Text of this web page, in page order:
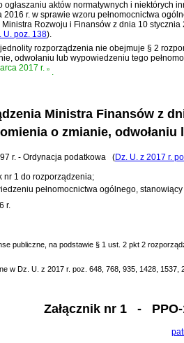
aktów normatywnych i niektórych
r. w sprawie wzoru pełnomocnictwa
Rozwoju i Finansów z dnia 10
U. poz. 138).
rozporządzenia nie obejmuje § 2
odwołaniu lub wypowiedzeniu tego
2017 r. ” .
Ministra Finansów z
o zmianie,
r. - Ordynacja podatkowa (Dz. U. z 2017 r.
nr 1 do rozporządzenia;
pełnomocnictwa ogólnego, stanowiący
r.
publiczne, na podstawie § 1 ust. 2 pkt 2
w Dz. U. z 2017 r. poz. 648, 768, 935, 1428, 1537,
Załącznik nr 1 - PPO-